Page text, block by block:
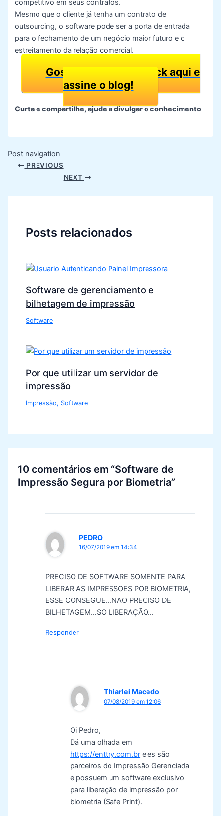
competitivo em seus contratos.
Mesmo que o cliente já tenha um contrato de
outsourcing, o software pode ser a porta de entrada
para o fechamento de um negócio maior futuro e o
estreitamento da relação comercial.
Gostou do Artigo? Click aqui e
assine o blog!
Curta e compartilhe, ajude a divulgar o conhecimento
Post navigation
PREVIOUS
NEXT
Posts relacionados
Software de gerenciamento e
bilhetagem de impressão
Software
Por que utilizar um servidor de
impressão
Impressão, Software
10 comentários em “Software de
Impressão Segura por Biometria”
PEDRO
16/07/2019 em 14:34
PRECISO DE SOFTWARE SOMENTE PARA
LIBERAR AS IMPRESSOES POR BIOMETRIA,
ESSE CONSEGUE…NAO PRECISO DE
BILHETAGEM…SO LIBERAÇÃO…
Responder
Thiarlei Macedo
07/08/2019 em 12:06
Oi Pedro,
Dá uma olhada em
https://enttry.com.br eles são
parceiros do Impressão Gerenciada
e possuem um software exclusivo
para liberação de impressão por
biometria (Safe Print).